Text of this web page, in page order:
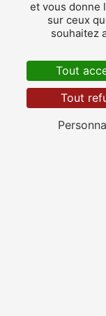
et vous donne
sur ceux
souhaitez
Tout
Tout